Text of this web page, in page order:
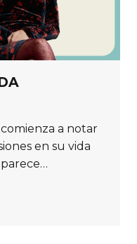
a notar
en su vida